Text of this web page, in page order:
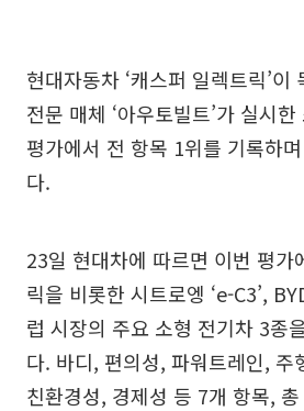
현대자동차 ‘캐스퍼 일렉트릭’이
전문 매체 ‘아우토빌트’가 실시
평가에서 전 항목 1위를 기록하
다.
23일 현대차에 따르면 이번 평가
릭을 비롯한 시트로엥 ‘e-C3’,
럽 시장의 주요 소형 전기차 3종
다. 바디, 편의성, 파워트레인, 주
친환경성, 경제성 등 7개 항목,